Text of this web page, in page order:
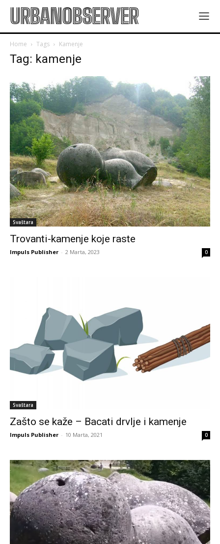
URBANOBSERVER
Home Tags Kamenje
Tag: kamenje
Svaštara
Trovanti-kamenje koje raste
Impuls Publisher - 2 Marta, 2023 0
Svaštara
Zašto se kaže – Bacati drvlje i kamenje
Impuls Publisher - 10 Marta, 2021 0